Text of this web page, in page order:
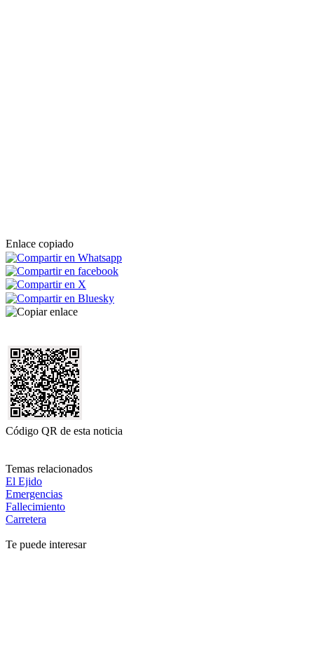
Enlace copiado
Código QR de esta noticia
Temas relacionados
El Ejido
Emergencias
Fallecimiento
Carretera
Te puede interesar